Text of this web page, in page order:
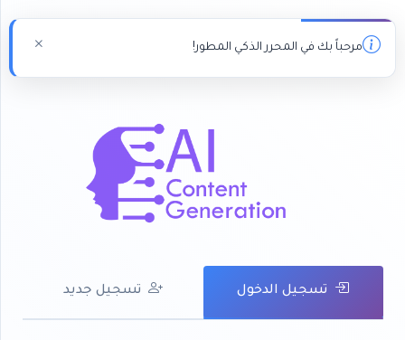
تسجيل الدخول تسجيل جديد
مرحباً بك في المحرر الذكي المطور!